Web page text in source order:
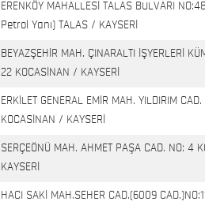
ERENKÖY MAHALLESİ TALAS BULVARI
Petrol Yanı) TALAS / KAYSERİ
BEYAZŞEHİR MAH. ÇINARALTI İŞYERLERİ
22 KOCASİNAN / KAYSERİ
ERKİLET GENERAL EMİR MAH. YILDIRIM CAD.
KOCASİNAN / KAYSERİ
SERÇEÖNÜ MAH. AHMET PAŞA CAD. NO: 4
KAYSERİ
HACI SAKİ MAH.SEHER CAD.(6009